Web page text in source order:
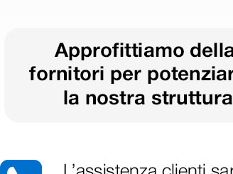
Combi
11 parametri
150 pezzi
dall'acido ascorbico
23,79 € 33,50 €
(Prezzo i.e.)